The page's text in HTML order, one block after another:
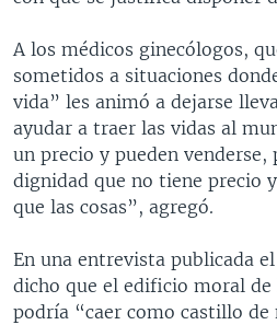
A los médicos ginecólogos,
sometidos a situaciones
vida” les animó a dejarse
ayudar a traer las vidas al
un precio y pueden
dignidad que no tiene precio
que las cosas”, agregó.
En una entrevista publicada
dicho que el edificio moral de
podría “caer como castillo de